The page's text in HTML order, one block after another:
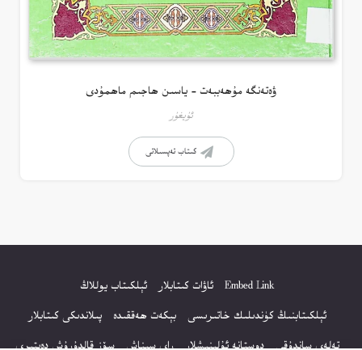
ۋەتەنگە مۇھەببەت – ياسىن ھاجىم ماھمۇدى
ئۇيغۇر
كىتاب تەپسىلاتى
Embed Link ئاۋات كىتابلار
ئېلكىتاب يوللاڭ
ئېلكىتابنىڭ كۈندىلىك خاتىرىسى
بېكەت ھەققىدە
پىلاندىكى كىتابلار
تەلەي ساندۇقى
دوستانە ئۇلىنىشلار راي سىناش سۆز قالدۇرۇش دەپتىرى